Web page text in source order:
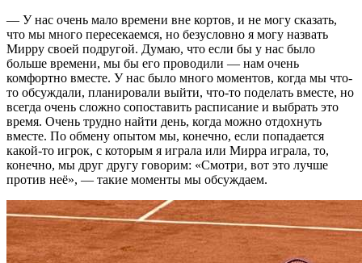
— У нас очень мало времени вне кортов, и не могу сказать,
что мы много пересекаемся, но безусловно я могу назвать
Мирру своей подругой. Думаю, что если бы у нас было
больше времени, мы бы его проводили — нам очень
комфортно вместе. У нас было много моментов, когда мы что-
то обсуждали, планировали выйти, что-то поделать вместе, но
всегда очень сложно сопоставить расписание и выбрать это
время. Очень трудно найти день, когда можно отдохнуть
вместе. По обмену опытом мы, конечно, если попадается
какой-то игрок, с которым я играла или Мирра играла, то,
конечно, мы друг другу говорим: «Смотри, вот это лучше
против неё», — такие моменты мы обсуждаем.